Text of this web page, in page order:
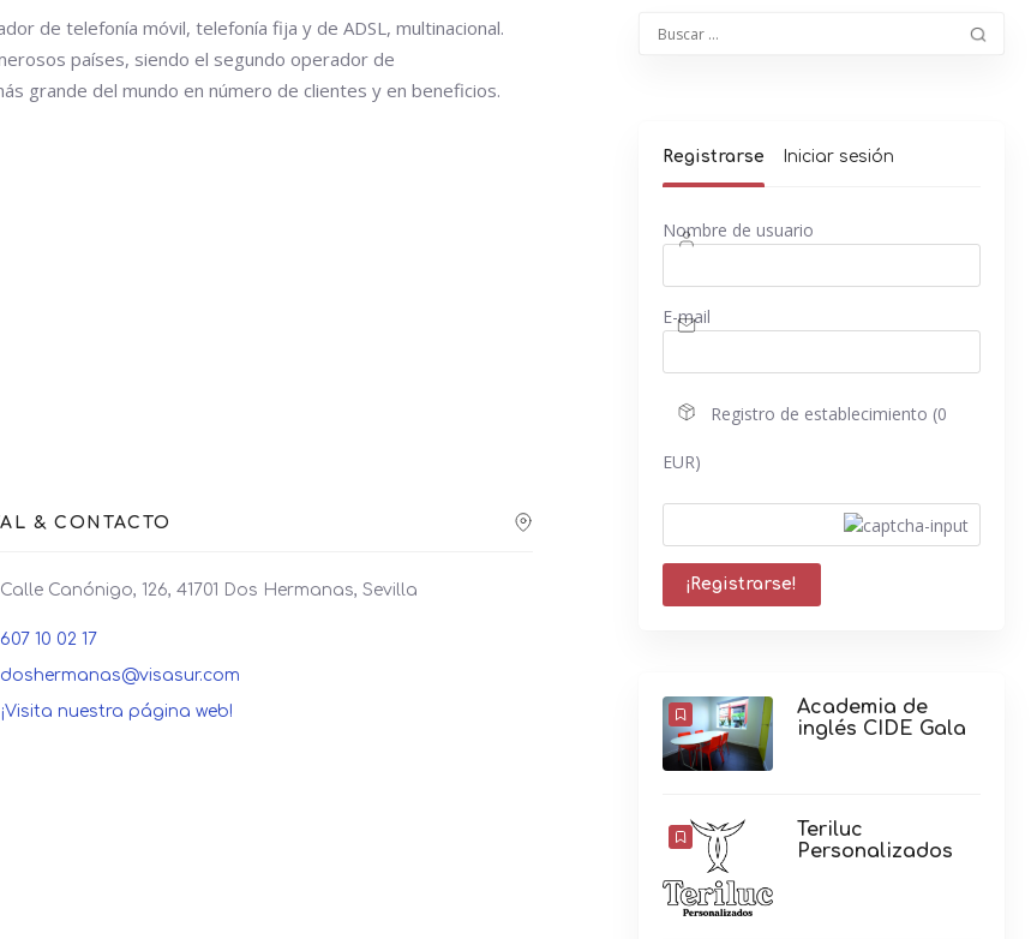
de telefonía móvil, telefonía fija y de ADSL, multinacional.
países, siendo el segundo operador de
grande del mundo en número de clientes y en beneficios.
& CONTACTO
Calle Canónigo, 126, 41701 Dos Hermanas, Sevilla
607 10 02 17
doshermanas@visasur.com
¡Visita nuestra página web!
Registrarse Iniciar sesión
Nombre de usuario
E-mail
Registro de establecimiento (0
EUR)
Academia de
inglés CIDE Gala
Teriluc
Personalizados